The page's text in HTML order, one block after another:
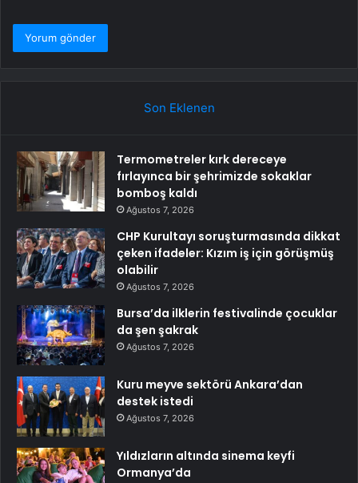
Son Eklenen
Termometreler kırk dereceye
fırlayınca bir şehrimizde sokaklar
bomboş kaldı
Ağustos 7, 2026
CHP Kurultayı soruşturmasında dikkat
çeken ifadeler: Kızım iş için görüşmüş
olabilir
Ağustos 7, 2026
Bursa’da ilklerin festivalinde çocuklar
da şen şakrak
Ağustos 7, 2026
Kuru meyve sektörü Ankara’dan
destek istedi
Ağustos 7, 2026
Yıldızların altında sinema keyfi
Ormanya’da